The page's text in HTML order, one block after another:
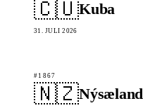
🇨🇺Kuba
31. JULI 2026
#1867
🇳🇿Nýsæland